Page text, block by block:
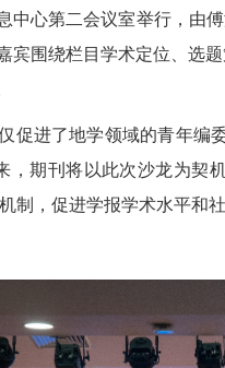
第二会议室举行，由傅
宾围绕栏目学术定位、选
进了地学领域的青年编
，期刊将以此次沙龙为
机制，促进学报学术水平